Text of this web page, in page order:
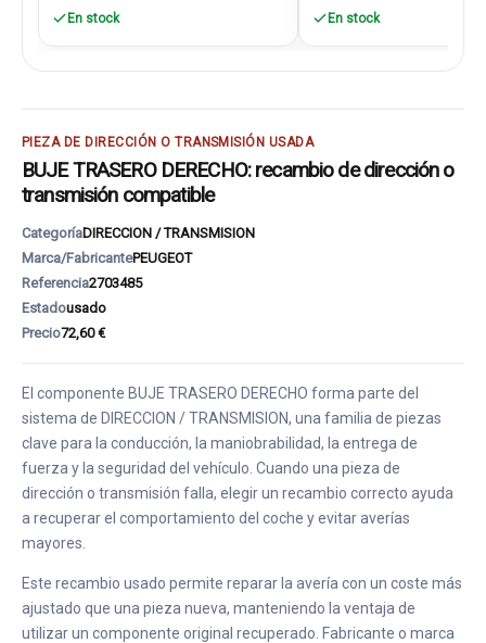
En stock En stock
PIEZA DE DIRECCIÓN O TRANSMISIÓN USADA
BUJE TRASERO DERECHO: recambio de dirección o
transmisión compatible
CategoríaDIRECCION / TRANSMISION
Marca/FabricantePEUGEOT
Referencia2703485
Estadousado
Precio72,60 €
El componente BUJE TRASERO DERECHO forma parte del
sistema de DIRECCION / TRANSMISION, una familia de piezas
clave para la conducción, la maniobrabilidad, la entrega de
fuerza y la seguridad del vehículo. Cuando una pieza de
dirección o transmisión falla, elegir un recambio correcto ayuda
a recuperar el comportamiento del coche y evitar averías
mayores.
Este recambio usado permite reparar la avería con un coste más
ajustado que una pieza nueva, manteniendo la ventaja de
utilizar un componente original recuperado. Fabricante o marca